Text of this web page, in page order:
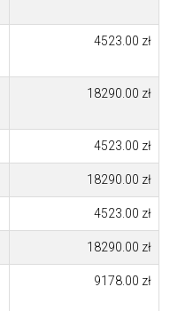
4523.00 zł
18290.00 zł
4523.00 zł
18290.00 zł
4523.00 zł
18290.00 zł
9178.00 zł